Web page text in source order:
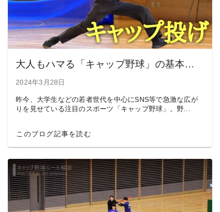
大人もハマる「キャップ野球」の基本ルールと揃えておきたい必要アイテム
2024年3月28日
昨今、大学生などの若者世代を中心にSNS等で急激な広が
りを見せている注目のスポーツ「キャップ野球」。野...
このブログ記事を読む